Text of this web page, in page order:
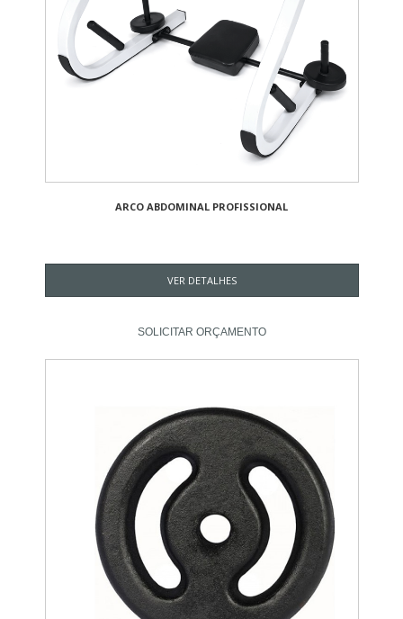
ARCO ABDOMINAL PROFISSIONAL
VER DETALHES
SOLICITAR ORÇAMENTO